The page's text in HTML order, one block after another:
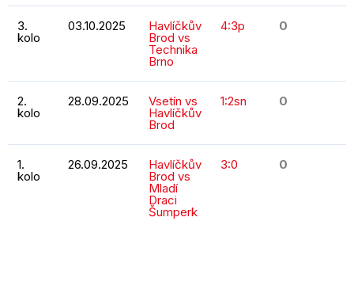
3.
kolo
03.10.2025 Havlíčkův
Brod vs
Technika
Brno
4:3p 0
2.
kolo
28.09.2025 Vsetín vs
Havlíčkův
Brod
1:2sn 0
1.
kolo
26.09.2025 Havlíčkův
Brod vs
Mladí
Draci
Šumperk
3:0 0